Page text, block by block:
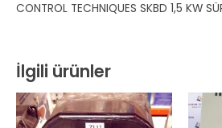
CONTROL TECHNIQUES SKBD 1,5 KW
İlgili ürünler